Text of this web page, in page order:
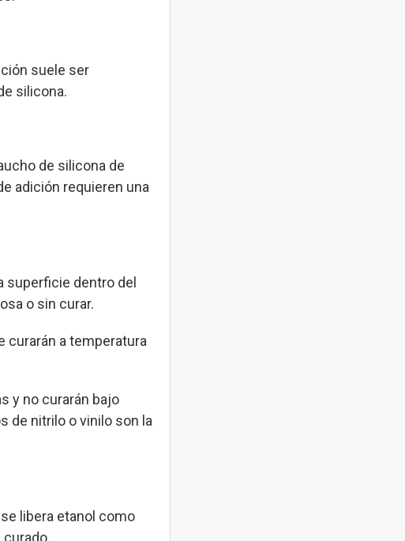
suele ser
silicona.
de silicona de
adición requieren una
superficie dentro del
o sin curar.
curarán a temperatura
y no curarán bajo
de nitrilo o vinilo son la
libera etanol como